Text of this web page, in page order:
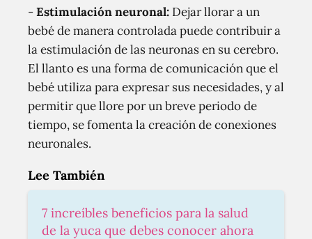
-Estimulación neuronal: Dejar llorar a un
bebé de manera controlada puede contribuir a
la estimulación de las neuronas en su cerebro.
El llanto es una forma de comunicación que el
bebé utiliza para expresar sus necesidades, y al
permitir que llore por un breve periodo de
tiempo, se fomenta la creación de conexiones
neuronales.
Lee También
7 increíbles beneficios para la salud
de la yuca que debes conocer ahora